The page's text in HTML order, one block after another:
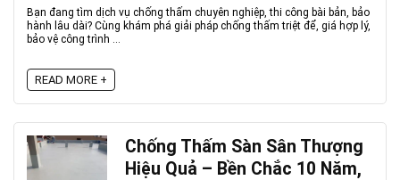
Bạn đang tìm dịch vụ chống thấm chuyên nghiệp, thi công bài bản, bảo
hành lâu dài? Cùng khám phá giải pháp chống thấm triệt để, giá hợp lý,
bảo vệ công trình ...
READ MORE +
Chống Thấm Sàn Sân Thượng
Hiệu Quả – Bền Chắc 10 Năm,